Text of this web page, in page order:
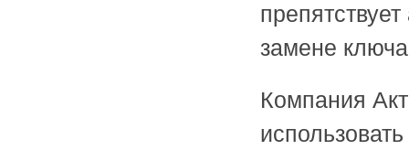
замене
Компания